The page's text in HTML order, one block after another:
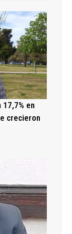
en
crecieron